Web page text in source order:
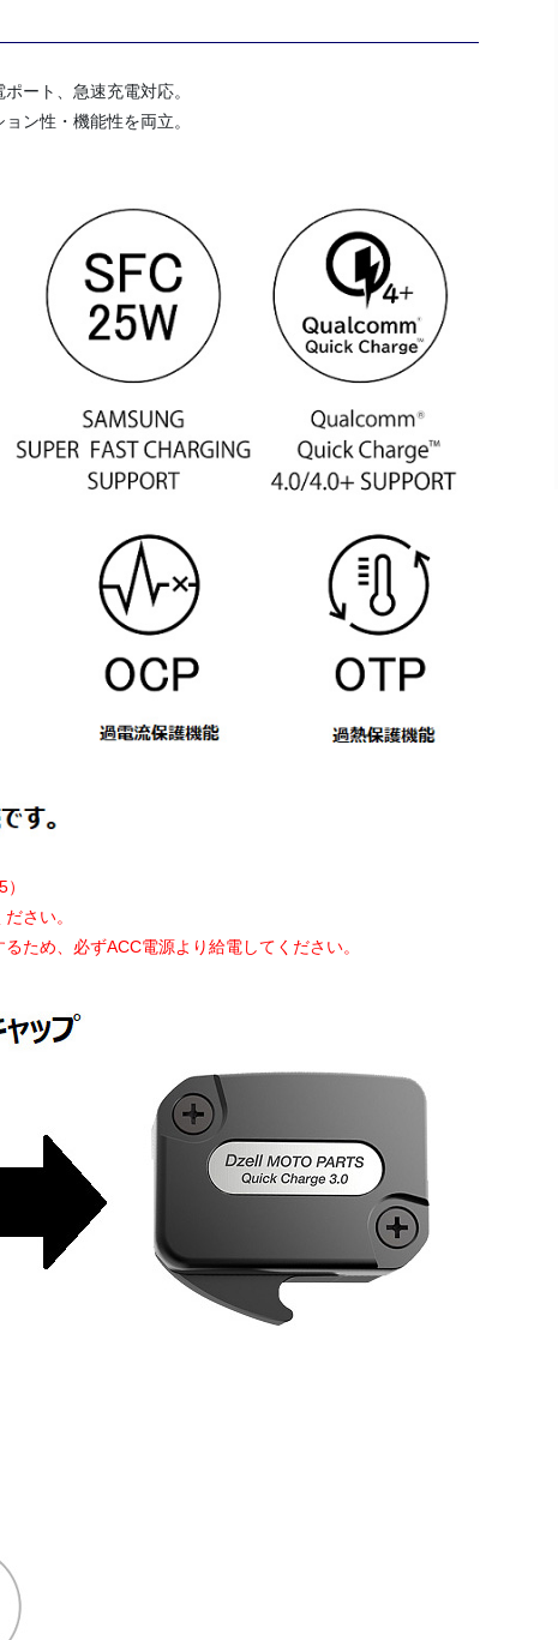
ート、急速充電対応。
ン性・機能性を両立。
さい。
ため、必ずACC電源より給電してください。